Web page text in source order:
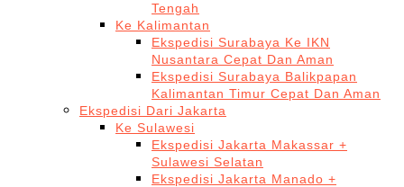
Tengah
Ke Kalimantan
Ekspedisi Surabaya Ke IKN
Nusantara Cepat Dan Aman
Ekspedisi Surabaya Balikpapan
Kalimantan Timur Cepat Dan Aman
Ekspedisi Dari Jakarta
Ke Sulawesi
Ekspedisi Jakarta Makassar +
Sulawesi Selatan
Ekspedisi Jakarta Manado +